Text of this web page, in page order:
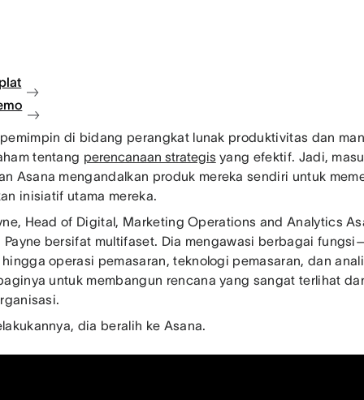
di bidang perangkat lunak produktivitas dan
tentang perencanaan strategis yang efektif. Jadi,
Asana mengandalkan produk mereka sendiri untuk
inisiatif utama mereka.
Head of Digital, Marketing Operations and Analytics
Payne bersifat multifaset. Dia mengawasi berbagai
hingga operasi pemasaran, teknologi pemasaran, dan
untuk membangun rencana yang sangat terlihat
dia beralih ke Asana.